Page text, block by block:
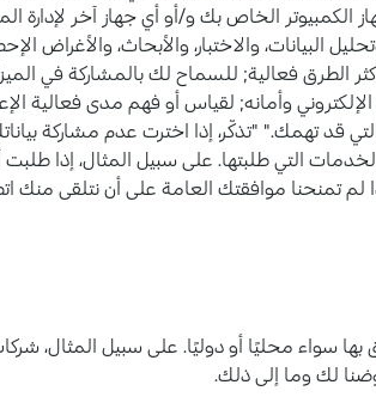
الكمبيوتر الخاص بك و/أو أي جهاز آخر لإدارة
البيانات، والاختبار، والأبحاث، والأغراض
الطرق فعالية; للسماح لك بالمشاركة في
وأمانه; لقياس أو فهم مدى فعالية
قد تهمك." "تذكّر، إذا اخترت عدم مشاركة
التي طلبتها. على سبيل المثال، إذا طلبت
تمنحنا موافقتك العامة على أن نتلقى منك
سواء محليًا أو دوليًا. على سبيل المثال، شركات
لك وما إلى ذلك.